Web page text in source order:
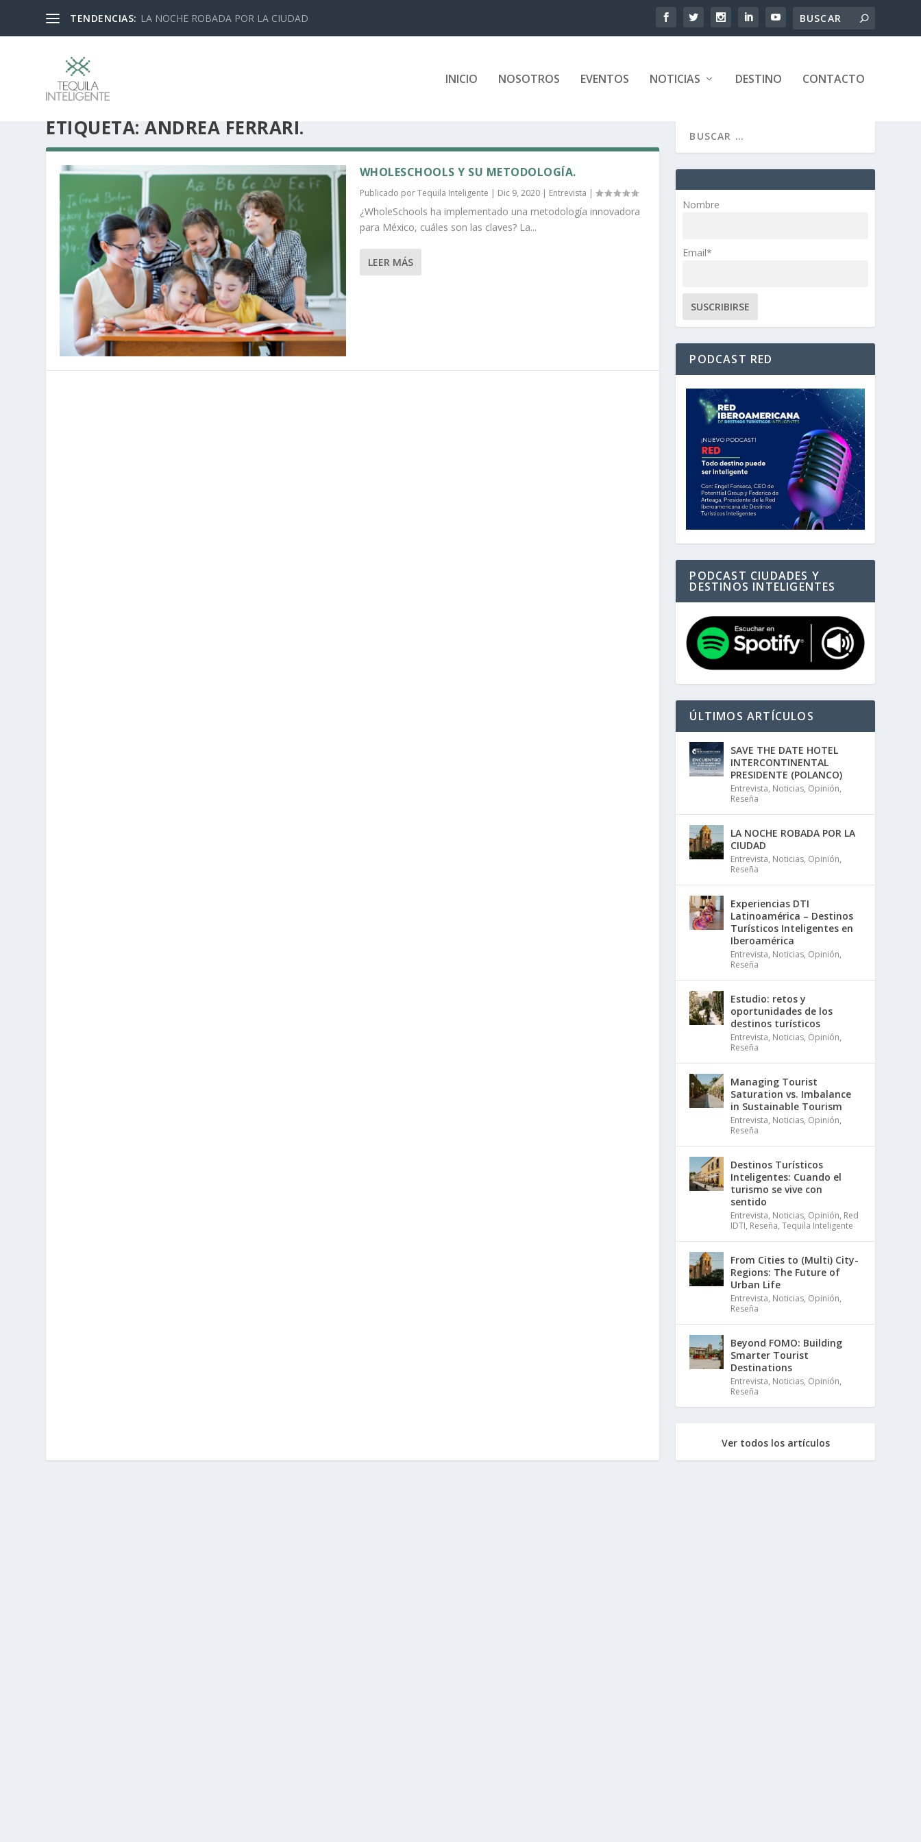
TENDENCIAS: LA NOCHE ROBADA POR LA CIUDAD
INICIO NOSOTROS EVENTOS NOTICIAS DESTINO CONTACTO
ETIQUETA:ANDREA FERRARI.
WHOLESCHOOLS Y SU METODOLOGÍA.
Publicado porTequila Inteligente | Dic 9, 2020| Entrevista |
¿WholeSchools ha implementado una metodología innovadora
para México, cuáles son las claves? La...
LEER MÁS
Nombre
Email*
PODCAST RED
PODCAST CIUDADES Y
DESTINOS INTELIGENTES
ÚLTIMOS ARTÍCULOS
SAVE THE DATE HOTEL
INTERCONTINENTAL
PRESIDENTE (POLANCO)
Entrevista, Noticias, Opinión,
Reseña
LA NOCHE ROBADA POR LA
CIUDAD
Entrevista, Noticias, Opinión,
Reseña
Experiencias DTI
Latinoamérica – Destinos
Turísticos Inteligentes en
Iberoamérica
Entrevista, Noticias, Opinión,
Reseña
Estudio: retos y
oportunidades de los
destinos turísticos
Entrevista, Noticias, Opinión,
Reseña
Managing Tourist
Saturation vs. Imbalance
in Sustainable Tourism
Entrevista, Noticias, Opinión,
Reseña
Destinos Turísticos
Inteligentes: Cuando el
turismo se vive con
sentido
Entrevista, Noticias, Opinión, Red
IDTI, Reseña,Tequila Inteligente
From Cities to (Multi) City-
Regions: The Future of
Urban Life
Entrevista, Noticias, Opinión,
Reseña
Beyond FOMO: Building
Smarter Tourist
Destinations
Entrevista, Noticias, Opinión,
Reseña
Ver todos los artículos